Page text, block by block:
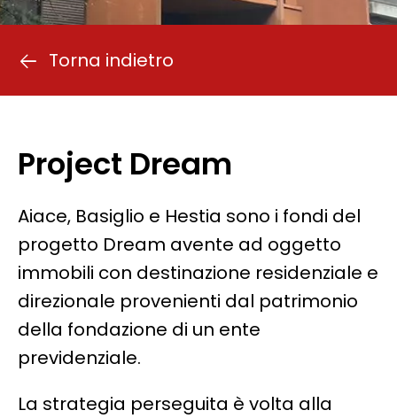
Torna indietro
Project Dream
Aiace, Basiglio e Hestia sono i fondi del
progetto Dream avente ad oggetto
immobili con destinazione residenziale e
direzionale provenienti dal patrimonio
della fondazione di un ente
previdenziale.
La strategia perseguita è volta alla